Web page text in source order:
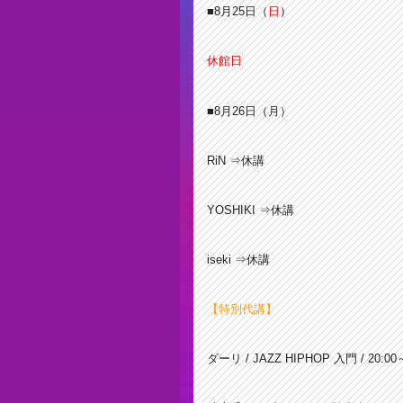
■8月25日（日）
休館日
■8月26日（月）
RiN ⇒休講
YOSHIKI ⇒休講
iseki ⇒休講
【特別代講】
ダーリ / JAZZ HIPHOP 入門 / 20:00